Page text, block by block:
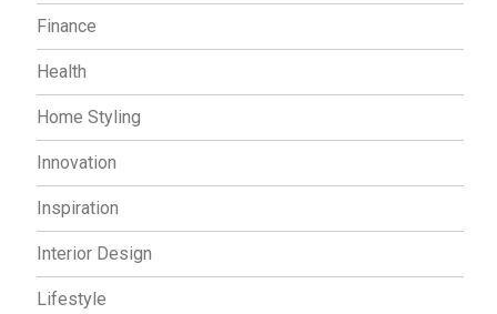
Finance
Health
Home Styling
Innovation
Inspiration
Interior Design
Lifestyle